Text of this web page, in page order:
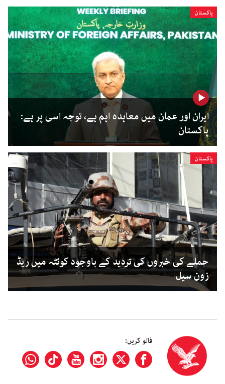
پاکستان
ایران اور عمان میں معاہدہ اہم ہے، توجہ اسی پر ہے:
پاکستان
پاکستان
حملے کی خبروں کی تردید کے باوجود کوئٹہ میں ریڈ
زون سیل
فالو کریں: